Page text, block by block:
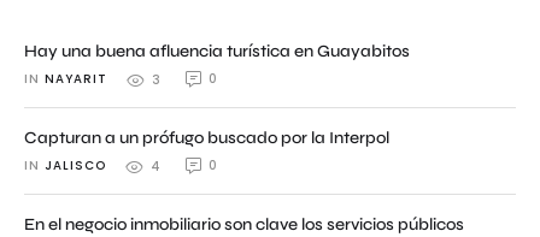
Hay una buena afluencia turística en Guayabitos
IN NAYARIT 3 0
Capturan a un prófugo buscado por la Interpol
IN JALISCO 4 0
En el negocio inmobiliario son clave los servicios públicos